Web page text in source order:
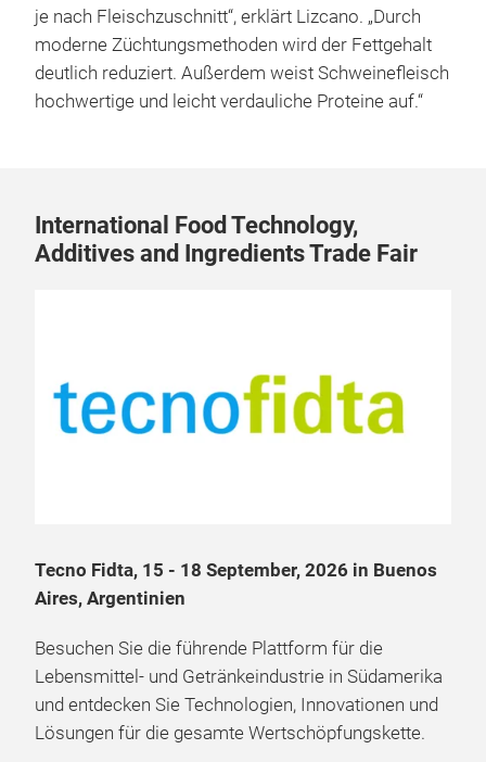
je nach Fleischzuschnitt“, erklärt Lizcano. „Durch
moderne Züchtungsmethoden wird der Fettgehalt
deutlich reduziert. Außerdem weist Schweinefleisch
hochwertige und leicht verdauliche Proteine auf.“
International Food Technology,
Additives and Ingredients Trade Fair
Tecno Fidta, 15 - 18 September, 2026 in Buenos
Aires, Argentinien
Besuchen Sie die führende Plattform für die
Lebensmittel- und Getränkeindustrie in Südamerika
und entdecken Sie Technologien, Innovationen und
Lösungen für die gesamte Wertschöpfungskette.